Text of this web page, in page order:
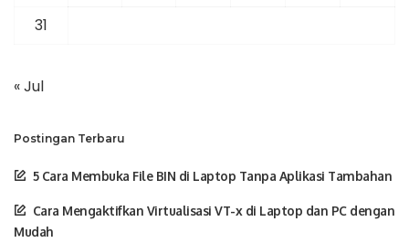
31
« Jul
Postingan Terbaru
5 Cara Membuka File BIN di Laptop Tanpa Aplikasi Tambahan
Cara Mengaktifkan Virtualisasi VT-x di Laptop dan PC dengan
Mudah